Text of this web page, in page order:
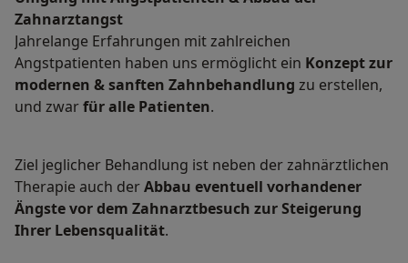
Zahnarztangst
Jahrelange Erfahrungen mit zahlreichen
Angstpatienten haben uns ermöglicht ein Konzept zur
modernen & sanften Zahnbehandlung zu erstellen,
und zwarfür alle Patienten.
Ziel jeglicher Behandlung ist neben der zahnärztlichen
Therapie auch derAbbau eventuell vorhandener
Ängste vor dem Zahnarztbesuch zur Steigerung
Ihrer Lebensqualität.